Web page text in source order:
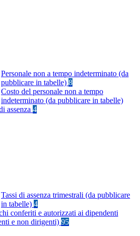
Personale non a tempo indeterminato (da
pubblicare in tabelle) 8
Costo del personale non a tempo
indeterminato (da pubblicare in tabelle)
assenza 4
Tassi di assenza trimestrali (da pubblicare
in tabelle) 4
conferiti e autorizzati ai dipendenti
e non dirigenti) 95